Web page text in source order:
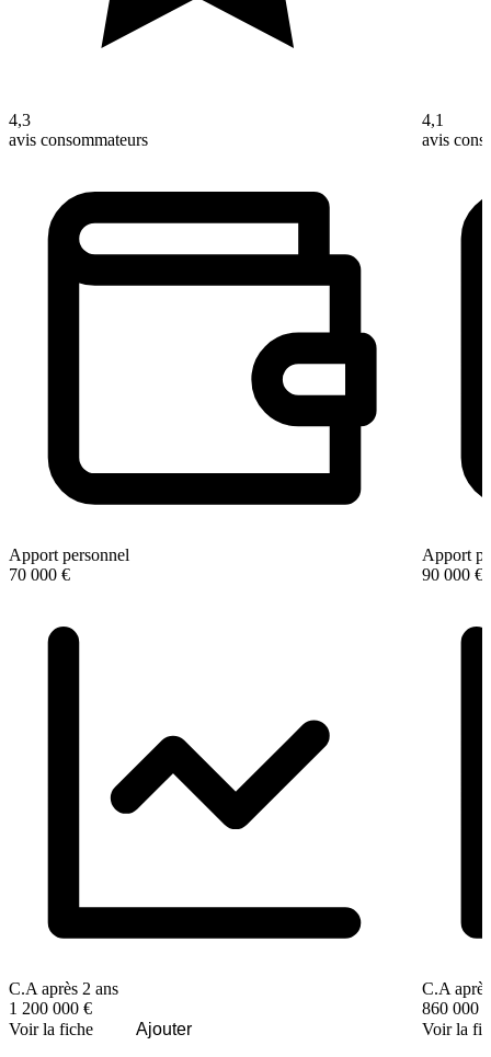
4,3
avis consommateurs
Apport personnel
70 000 €
C.A après 2 ans
1 200 000 €
Voir la fiche
Ajouter
4,1
avis
Apport
90 000 €
C.A
860 000 €
Voir la